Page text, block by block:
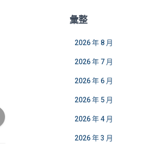
彙整
2026 年 8 月
2026 年 7 月
2026 年 6 月
2026 年 5 月
2026 年 4 月
2026 年 3 月